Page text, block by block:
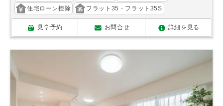
住宅ローン控除
フラット35・フラット35S
見学予約 お問合せ 詳細を見る